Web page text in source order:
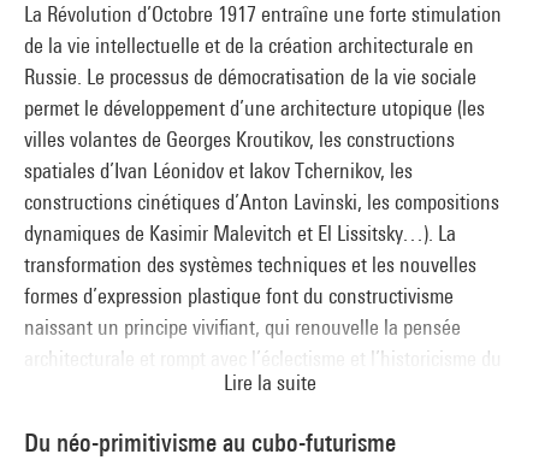
jeune pouvoir soviétique demande alors aux artistes, par la
voix d’Anatoli Lounatcharski, commissaire du peuple à
l’instruction publique, de contribuer à « élargir la façon
révolutionnaire de penser, de sentir, et d’agir, dans tout le
pays » : loubki patriotiques, fenêtres de propagande Rosta,
invention de la « factographie », Club ouvrier de Rodtchenko
et architecture utopique sont ainsi exposés.
La seconde partie du parcours porte une attention
particulière aux expériences menées en France à partir de la
fin des années 1920, lorsque de nombreux artistes décident
de s’engager. Une salle consacrée àl’Association des
écrivains et artistes révolutionnaires
(AEAR), créée en 1932 et
, fait face à un ensemble consacré à
La Révolution d’Octobre 1917 entraîne une forte stimulation
de la vie intellectuelle et de la création architecturale en
Russie. Le processus de démocratisation de la vie sociale
permet le développement d’une architecture utopique (les
villes volantes de Georges Kroutikov, les constructions
spatiales d’Ivan Léonidov et Iakov Tchernikov, les
constructions cinétiques d’Anton Lavinski, les compositions
dynamiques de Kasimir Malevitch et El Lissitsky…). La
transformation des systèmes techniques et les nouvelles
formes d’expression plastique font du constructivisme
naissant un principe vivifiant, qui renouvelle la pensée
architecturale et rompt avec l’éclectisme et l’historicisme du
Avec l’avènement du stalinisme, le langage architectural se
Lire la suite
Du néo-primitivisme au cubo-futurisme